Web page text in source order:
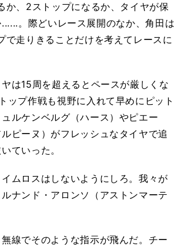
か、2ストップになるか、タイヤが保
。際どいレース展開のなか、角田は
で走りきることだけを考えてレースに
は15周を超えるとペースが厳しくな
ップ作戦も視野に入れて早めにピット
ルケンベルグ（ハース）やピエー
ピーヌ）がフレッシュなタイヤで追
ていった。
イムロスはしないようにしろ。我々が
ナンド・アロンソ（アストンマーテ
線でそのような指示が飛んだ。チー